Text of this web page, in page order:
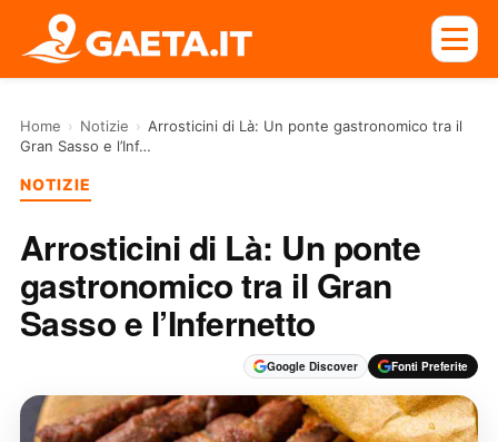
Home › Notizie › Arrosticini di Là: Un ponte gastronomico tra il
Gran Sasso e l’Inf…
NOTIZIE
Arrosticini di Là: Un ponte
gastronomico tra il Gran
Sasso e l’Infernetto
Google Discover Fonti Preferite